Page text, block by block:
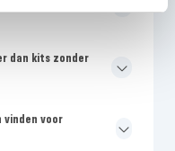
dan kits zonder
vinden voor